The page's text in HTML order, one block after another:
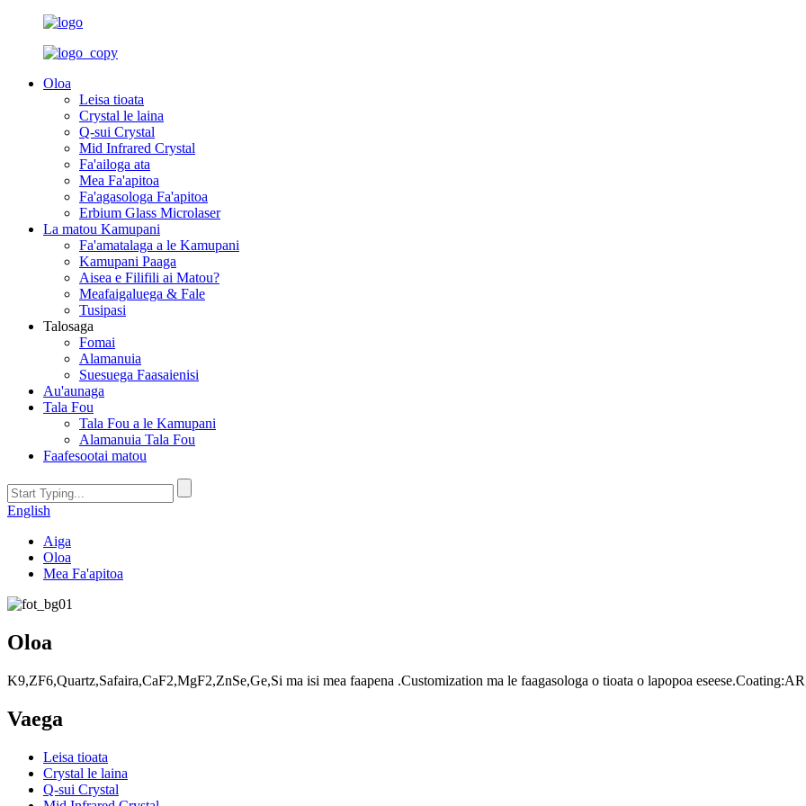
Oloa
Leisa tioata
Crystal le laina
Q-sui Crystal
Mid Infrared Crystal
Fa'ailoga ata
Mea Fa'apitoa
Fa'agasologa Fa'apitoa
Erbium Glass Microlaser
La matou Kamupani
Fa'amatalaga a le Kamupani
Kamupani Paaga
Aisea e Filifili ai Matou?
Meafaigaluega & Fale
Tusipasi
Talosaga
Fomai
Alamanuia
Suesuega Faasaienisi
Au'aunaga
Tala Fou
Tala Fou a le Kamupani
Alamanuia Tala Fou
Faafesootai matou
English
Aiga
Oloa
Mea Fa'apitoa
Oloa
K9,ZF6,Quartz,Safaira,CaF2,MgF2,ZnSe,Ge,Si ma isi mea faapena .Customization ma le faagasologa o tioata o lapopoa
Vaega
Leisa tioata
Crystal le laina
Q-sui Crystal